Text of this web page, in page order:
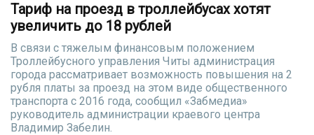
Тариф на проезд в троллейбусах хотят
увеличить до 18 рублей
В связи с тяжелым финансовым положением
Троллейбусного управления Читы администрация
города рассматривает возможность повышения на 2
рубля платы за проезд на этом виде общественного
транспорта с 2016 года, сообщил «Забмедиа»
руководитель администрации краевого центра
Владимир Забелин.